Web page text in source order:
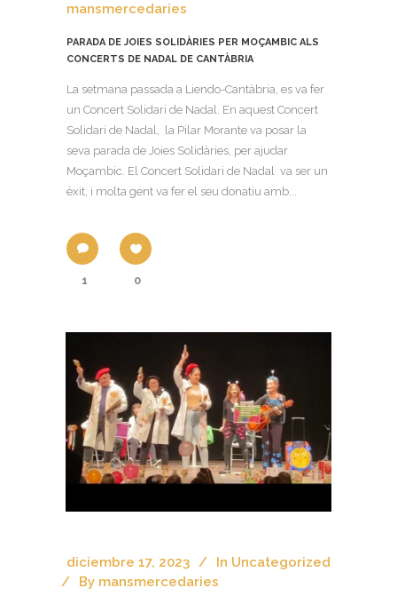
mansmercedaries
PARADA DE JOIES SOLIDÀRIES PER MOÇAMBIC ALS
CONCERTS DE NADAL DE CANTÀBRIA
La setmana passada a Liendo-Cantàbria, es va fer
un Concert Solidari de Nadal. En aquest Concert
Solidari de Nadal, la Pilar Morante va posar la
seva parada de Joies Solidàries, per ajudar
Moçambic. El Concert Solidari de Nadal va ser un
èxit, i molta gent va fer el seu donatiu amb...
1 0
diciembre 17, 2023 In Uncategorized
By mansmercedaries